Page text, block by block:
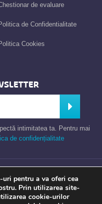
de evaluare
de Confidentialitate
Cookies
intimitatea ta. Pentru mai
de confidențialitate
pentru a va oferi cea
Prin utilizarea site-
cookie-urilor